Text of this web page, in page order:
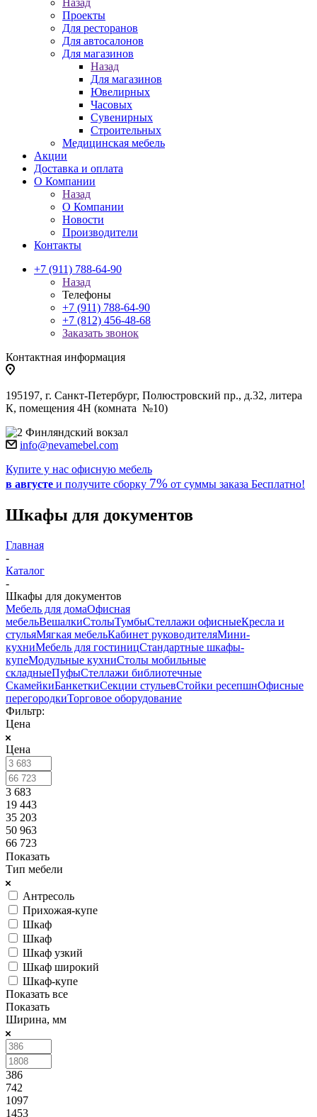
Назад
Проекты
Для ресторанов
Для автосалонов
Для магазинов
Назад
Для магазинов
Ювелирных
Часовых
Сувенирных
Строительных
Медицинская мебель
Акции
Доставка и оплата
О Компании
Назад
О Компании
Новости
Производители
Контакты
+7 (911) 788-64-90
Назад
Телефоны
+7 (911) 788-64-90
+7 (812) 456-48-68
Заказать звонок
Контактная информация
195197, г. Санкт-Петербург, Полюстровский пр., д.32, литера
К, помещения 4Н (комната №10)
Финляндский вокзал
info@nevamebel.com
Купите у нас офисную мебель
в августе и получите сборку 7% от суммы заказа Бесплатно!
Шкафы для документов
Главная
-
Каталог
-
Шкафы для документов
Мебель для домаОфисная
мебельВешалкиСтолыТумбыСтеллажи офисныеКресла и
стульяМягкая мебельКабинет руководителяМини-
кухниМебель для гостиницСтандартные шкафы-
купеМодульные кухниСтолы мобильные
складныеПуфыСтеллажи библиотечные
СкамейкиБанкеткиСекции стульевСтойки ресепшнОфисные
перегородкиТорговое оборудование
Фильтр:
Цена
Цена
3 683
19 443
35 203
50 963
66 723
Показать
Тип мебели
Антресоль
Прихожая-купе
Шкаф
Шкаф
Шкаф узкий
Шкаф широкий
Шкаф-купе
Показать все
Показать
Ширина, мм
386
742
1097
1453